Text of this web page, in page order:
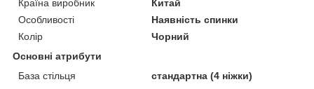
Країна виробник
Китай
Особливості
Наявність спинки
Колір
Чорний
Основні атрибути
База стільця
стандартна (4 ніжки)